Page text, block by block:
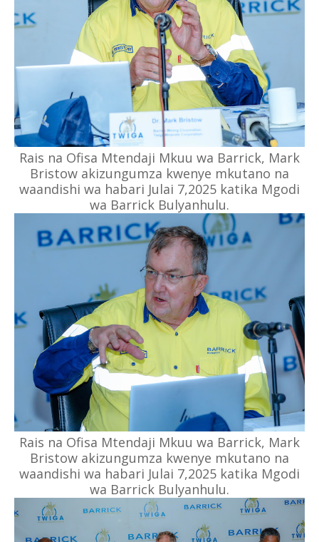
Rais na Ofisa Mtendaji Mkuu wa Barrick, Mark
Bristow akizungumza kwenye mkutano na
waandishi wa habari Julai 7,2025 katika Mgodi
wa Barrick Bulyanhulu.
Rais na Ofisa Mtendaji Mkuu wa Barrick, Mark
Bristow akizungumza kwenye mkutano na
waandishi wa habari Julai 7,2025 katika Mgodi
wa Barrick Bulyanhulu.